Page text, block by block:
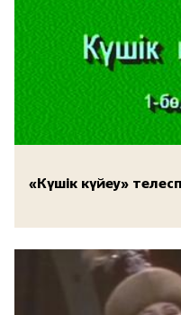
«Күшік күйеу»